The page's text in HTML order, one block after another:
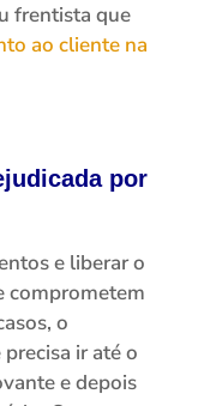
frentista que
ao cliente na
por
e liberar o
comprometem
o
ir até o
e depois